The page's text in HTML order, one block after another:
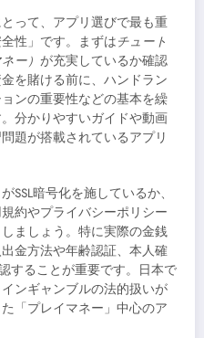
って、アプリ選びで最も重
性」です。まずはチュート
ー） が充実しているか確認
を賭ける前に、ハンドラン
ンの重要性などの基本を繰
分かりやすいガイドや動画
題が搭載されているアプリ
SSL暗号化を施しているか、
約やプライバシーポリシー
ましょう。特に実際の金銭
金方法や年齢認証、本人確
することが重要です。日本で
ンギャンブルの法的扱いが
「プレイマネー」中心のア